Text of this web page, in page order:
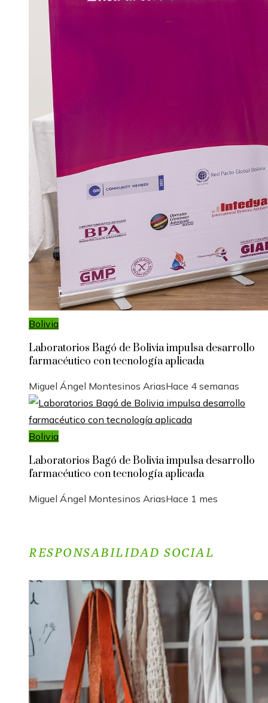
Bolivia
Laboratorios Bagó de Bolivia impulsa desarrollo
farmacéutico con tecnología aplicada
Miguel Ángel Montesinos AriasHace 4 semanas
Bolivia
Laboratorios Bagó de Bolivia impulsa desarrollo
farmacéutico con tecnología aplicada
Miguel Ángel Montesinos AriasHace 1 mes
RESPONSABILIDAD SOCIAL